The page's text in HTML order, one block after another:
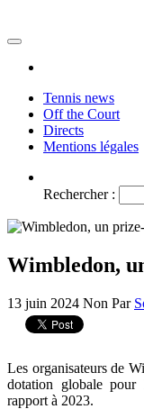
Tennis news
Off the Court
Directs
Mentions légales
Rechercher :
Wimbledon,
13 juin 2024 Non Par
Les organisateurs de
dotation globale
rapport à 2023.